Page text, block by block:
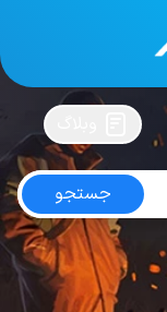
!
جستجو
4.4 از5| از100 کاربر